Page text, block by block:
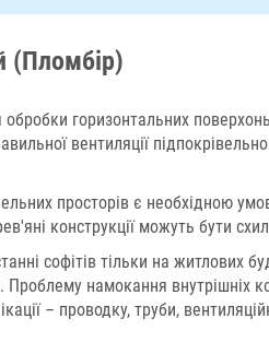
(Пломбір)
обробки горизонтальних
вентиляції
просторів є необхідною
конструкції можуть бути
софітів тільки на житлових
Проблему намокання внутрішніх
– проводку, труби,